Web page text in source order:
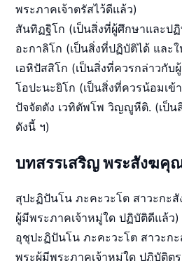
พระภาคเจ้าตรัสไว้ดีแล้ว)
สันทิฏฐิโก (เป็นสิ่งที่ผู้ศึกษาและปฏิ
อะกาลิโก (เป็นสิ่งที่ปฏิบัติได้ และ
เอหิปัสสิโก (เป็นสิ่งที่ควรกล่าวกับ
โอปะนะยิโก (เป็นสิ่งที่ควรน้อมเข้
ปัจจัตตัง เวทิตัพโพ วิญญูหีติ. (เป็น
ดังนี้ ฯ)
บทสรรเสริญ พระสังฆคุ
สุปะฏิปันโน ภะคะวะโต สาวะกะ
ผู้มีพระภาคเจ้าหมู่ใด ปฏิบัติดีแล้ว)
อุชุปะฏิปันโน ภะคะวะโต สาวะก
พระผู้มีพระภาคเจ้าหมู่ใด ปฏิบัติต